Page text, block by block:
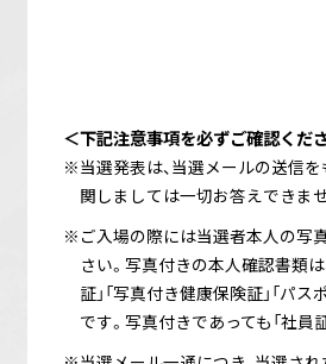
＜下記注意事項を必ずご確認くだ
※当選発表は、当選メールの送信
関しましては一切お答えできま
※ご入場の際には当選者本人の写
さい。写真付きの本人確認書類は
証」「写真付き健康保険証」「パ
です。写真付きであっても「社員